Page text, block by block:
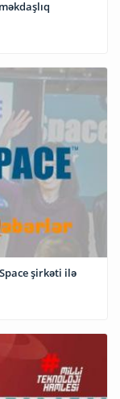
şirkəti ilə